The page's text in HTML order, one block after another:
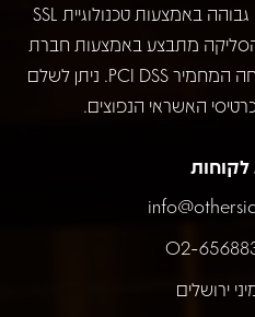
האתר מאובטח ברמת הצפנה גבוהה באמצעות טכנולוגיית SSL
מתבצע באמצעות חברת
COMAX בהתאם לתקן האבטחה המחמיר PCI DSS. ניתן לשלם
האשראי הנפוצים.
לקוחות
ירושלים